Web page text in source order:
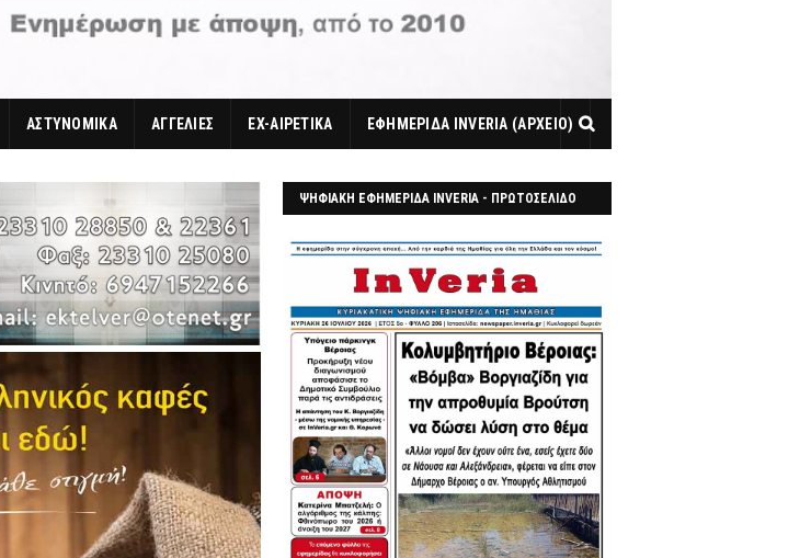
ΑΣΤΥΝΟΜΙΚΑ ΑΓΓΕΛΙΕΣ EX-ΑΙΡΕΤΙΚΑ ΕΦΗΜΕΡΙΔΑ INVERIA (ΑΡΧΕΙΟ)
ΨΗΦΙΑΚΗ ΕΦΗΜΕΡΙΔΑ INVERIA - ΠΡΩΤΟΣΕΛΙΔΟ